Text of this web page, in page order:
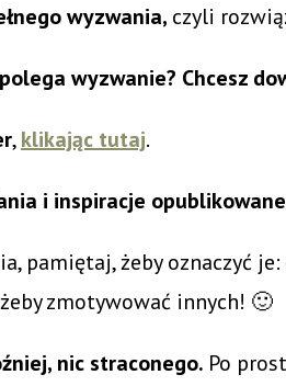
wyzwania, czyli
wyzwanie? Chcesz
,klikając tutaj.
i inspiracje
pamiętaj, żeby oznaczyć je:
zmotywować innych! 🙂
nic straconego. Po